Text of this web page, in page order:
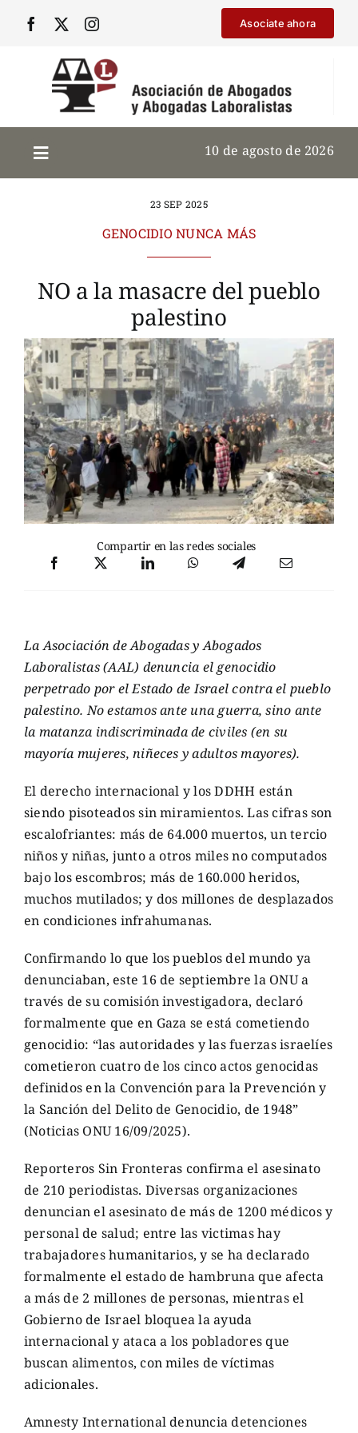
Asociate ahora
10 de agosto de 2026
23 SEP 2025
GENOCIDIO NUNCA MÁS
NO a la masacre del pueblo
palestino
Compartir en las redes sociales
La Asociación de Abogadas y Abogados
Laboralistas (AAL) denuncia el genocidio
perpetrado por el Estado de Israel contra el pueblo
palestino. No estamos ante una guerra, sino ante
la matanza indiscriminada de civiles (en su
mayoría mujeres, niñeces y adultos mayores).
El derecho internacional y los DDHH están
siendo pisoteados sin miramientos. Las cifras son
escalofriantes: más de 64.000 muertos, un tercio
niños y niñas, junto a otros miles no computados
bajo los escombros; más de 160.000 heridos,
muchos mutilados; y dos millones de desplazados
en condiciones infrahumanas.
Confirmando lo que los pueblos del mundo ya
denunciaban, este 16 de septiembre la ONU a
través de su comisión investigadora, declaró
formalmente que en Gaza se está cometiendo
genocidio: “las autoridades y las fuerzas israelíes
cometieron cuatro de los cinco actos genocidas
definidos en la Convención para la Prevención y
la Sanción del Delito de Genocidio, de 1948”
(Noticias ONU 16/09/2025).
Reporteros Sin Fronteras confirma el asesinato
de 210 periodistas. Diversas organizaciones
denuncian el asesinato de más de 1200 médicos y
personal de salud; entre las victimas hay
trabajadores humanitarios, y se ha declarado
formalmente el estado de hambruna que afecta
a más de 2 millones de personas, mientras el
Gobierno de Israel bloquea la ayuda
internacional y ataca a los pobladores que
buscan alimentos, con miles de víctimas
adicionales.
Amnesty International denuncia detenciones